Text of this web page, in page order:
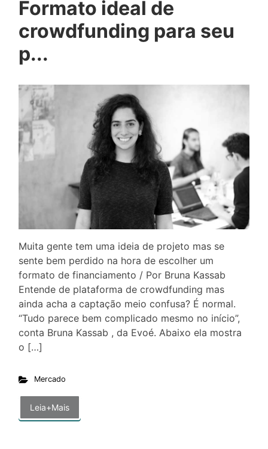
Formato ideal de
crowdfunding para seu
p...
Muita gente tem uma ideia de projeto mas se
sente bem perdido na hora de escolher um
formato de financiamento / Por Bruna Kassab
Entende de plataforma de crowdfunding mas
ainda acha a captação meio confusa? É normal.
“Tudo parece bem complicado mesmo no início”,
conta Bruna Kassab , da Evoé. Abaixo ela mostra
o […]
Mercado
Leia+Mais